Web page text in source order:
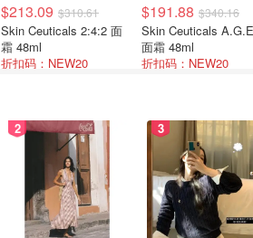
$213.09 $310.61
Skin Ceuticals 2:4:2 面
霜 48ml
折扣码：NEW20
$191.88 $340.16
Skin Ceuticals A.G.E.
面霜 48ml
折扣码：NEW20
2 3